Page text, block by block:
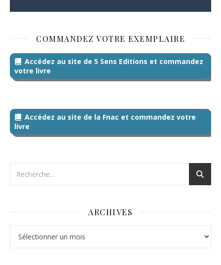
COMMANDEZ VOTRE EXEMPLAIRE
Accédez au site de 5 Sens Editions et commandez
votre livre
Accédez au site de la Fnac et commandez votre
livre
ARCHIVES